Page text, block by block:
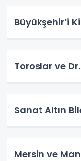
Büyükşehir’i
Toroslar ve
Sanat Altın
Mersin ve